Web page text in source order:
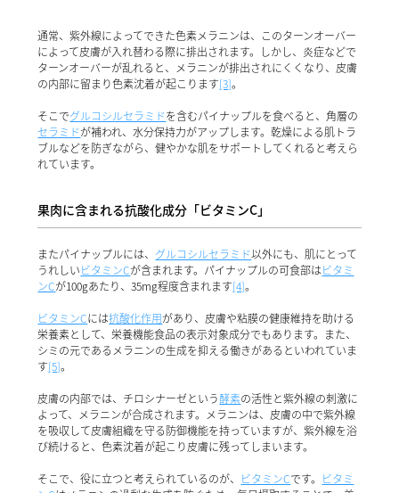
通常、紫外線によってできた色素メラニンは、このターンオーバー
によって皮膚が入れ替わる際に排出されます。しかし、炎症などで
ターンオーバーが乱れると、メラニンが排出されにくくなり、皮膚
の内部に留まり色素沈着が起こります[3]。
そこでグルコシルセラミドを含むパイナップルを食べると、角層の
セラミドが補われ、水分保持力がアップします。乾燥による肌トラ
ブルなどを防ぎながら、健やかな肌をサポートしてくれると考えら
れています。
果肉に含まれる抗酸化成分「ビタミンC」
またパイナップルには、 グルコシルセラミド以外にも、肌にとって
うれしいビタミンCが含まれます。パイナップルの可食部はビタミ
ンCが100gあたり、35mg程度含まれます[4]。
ビタミンCには抗酸化作用があり、皮膚や粘膜の健康維持を助ける
栄養素として、栄養機能食品の表示対象成分でもあります。また、
シミの元であるメラニンの生成を抑える働きがあるといわれていま
す[5]。
皮膚の内部では、チロシナーゼという酵素の活性と紫外線の刺激に
よって、メラニンが合成されます。メラニンは、皮膚の中で紫外線
を吸収して皮膚組織を守る防御機能を持っていますが、紫外線を浴
び続けると、色素沈着が起こり皮膚に残ってしまいます。
そこで、役に立つと考えられているのが、 ビタミンCです。 ビタミ